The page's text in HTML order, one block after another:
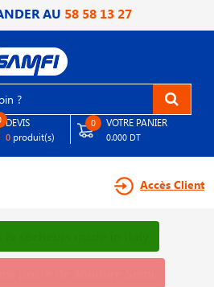
AU 58 58 13 27
DEVIS
0 produit(s)
0 VOTRE PANIER
0.000 DT
Accès Client